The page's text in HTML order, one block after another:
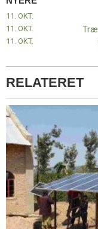
BaptistKirken
16.0:
Kontakt
Næste
nyhedsbrev
uge
42Forrige
indlæg:
Solpaneler
Burundi
11. OKT.
11. OKT.
11. OKT.
RELATERET